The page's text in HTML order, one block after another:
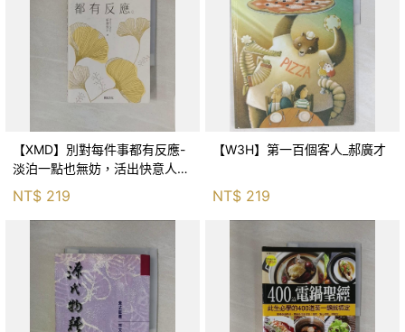
【XMD】別對每件事都有反應-
淡泊一點也無妨，活出快意人生
的99個禪練習！_枡野俊明, 黃
薇嬪
NT$ 219
【W3H】第一百個客人_郝廣才
NT$ 219